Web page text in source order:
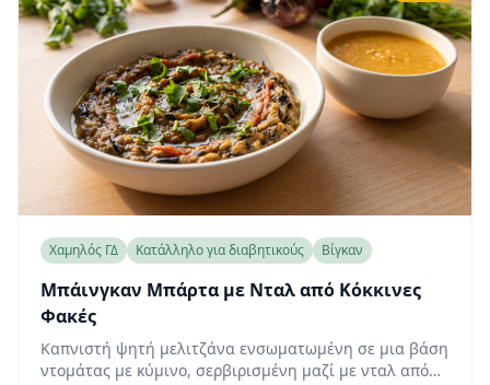
Χαμηλός ΓΔ Κατάλληλο για διαβητικούς Βίγκαν
Μπάινγκαν Μπάρτα με Νταλ από Κόκκινες
Φακές
Καπνιστή ψητή μελιτζάνα ενσωματωμένη σε μια βάση
ντομάτας με κύμινο, σερβιρισμένη μαζί με νταλ από